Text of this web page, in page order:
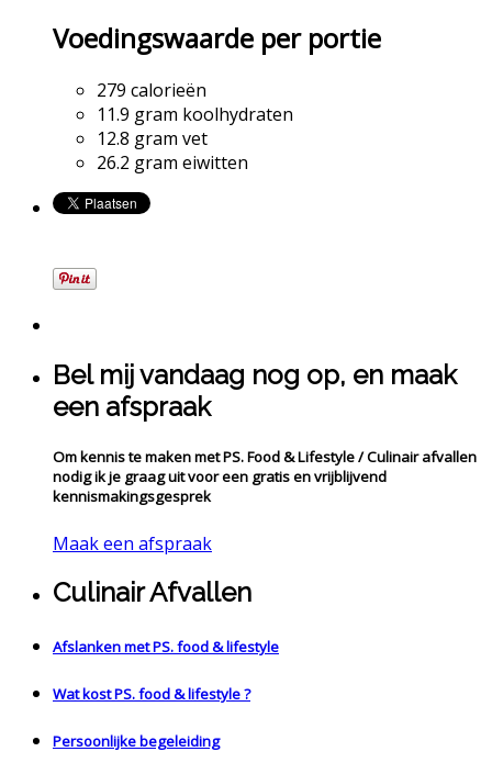
Voedingswaarde per portie
279 calorieën
11.9 gram koolhydraten
12.8 gram vet
26.2 gram eiwitten
Bel mij vandaag nog op, en maak
een afspraak
Om kennis te maken met PS. Food & Lifestyle / Culinair afvallen
nodig ik je graag uit voor een gratis en vrijblijvend
kennismakingsgesprek
Maak een afspraak
Culinair Afvallen
Afslanken met PS. food & lifestyle
Wat kost PS. food & lifestyle ?
Persoonlijke begeleiding